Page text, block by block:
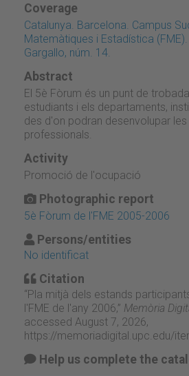
Coverage
Catalunya. Barcelona. Campus
Matemàtiques i Estadística
Gargallo, núm. 14.
Abstract
El 5è Fòrum és un punt de
estudiants i els departaments,
des d'on podran desenvolupar
professionals.
Activity
Promoció de l'ocupació
Photographic report
5è Fòrum de l'FME 2005-2006
Persons/entities
No identificat
Citation
“Pla mitjà dels estands
l'FME de l'any 2006,” Memòria
accessed August 7, 2026,
https://memoriadigital.upc.edu/
Help us complete the